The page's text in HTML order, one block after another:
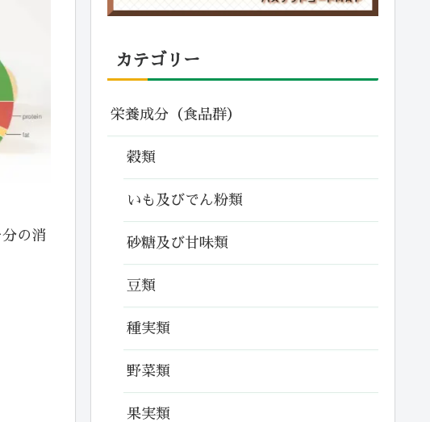
の消
カテゴリー
栄養成分（食品群）
穀類
いも及びでん粉類
砂糖及び甘味類
豆類
種実類
野菜類
果実類